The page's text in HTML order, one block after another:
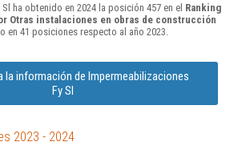
ha obtenido en 2024 la posición 457 en el Ranking
Otras instalaciones en obras de construcción
en 41 posiciones respecto al año 2023.
la información de Impermeabilizaciones
Fy Sl
2023 - 2024